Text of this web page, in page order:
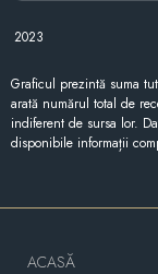
2023
Graficul prezintă suma
arată numărul total de
indiferent de sursa lor.
disponibile informații
ACASĂ